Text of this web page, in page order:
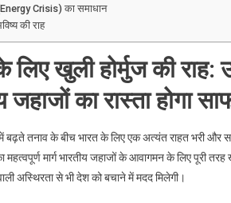
Of
Hormuz)
रास्ता
अब
नहीं
होगा
Crisis) का समाधान
की राह
लिए खुली होर्मुज की
जहाजों का रास्ता होगा
में बढ़ते तनाव के बीच भारत के लिए एक अत्यंत राहत भरी
महत्वपूर्ण मार्ग भारतीय जहाजों के आवागमन के लिए पूरी
अस्थिरता से भी देश को बचाने में मदद मिलेगी।